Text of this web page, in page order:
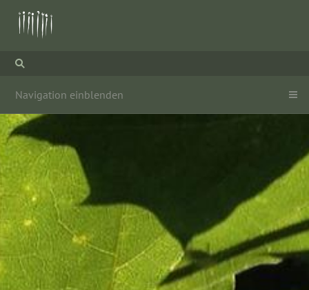
Navigation einblenden